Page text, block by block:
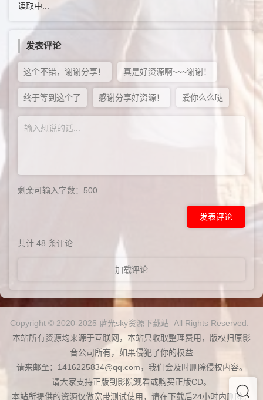
读取中...
发表评论
这个不错，谢谢分享！ 真是好资源啊~~~谢谢！
终于等到这个了 感谢分享好资源！ 爱你么么哒
剩余可输入字数： 500
发表评论
共计 48 条评论
加载评论
Copyright © 2020-2025 蓝光sky资源下载站 All Rights Reserved.
本站所有资源均来源于互联网，本站只收取整理费用，版权归原影
音公司所有，如果侵犯了你的权益
请来邮至：1416225834@qq.com，我们会及时删除侵权内容。
请大家支持正版到影院观看或购买正版CD。
本站所提供的资源仅做宽带测试使用，请在下载后24小时内删除。